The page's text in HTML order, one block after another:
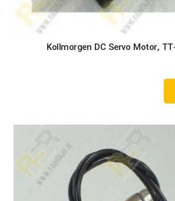
Kollmorgen DC Servo Motor,